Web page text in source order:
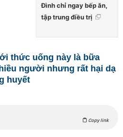
Đình chỉ ngay bếp ăn,
tập trung điều trị
thức uống này là bữa
người nhưng rất hại dạ
huyết
Copy link